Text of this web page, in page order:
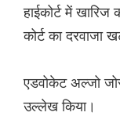
हाईकोर्ट में
कोर्ट का दरवाजा
एडवोकेट अल्जो
उल्लेख किया।